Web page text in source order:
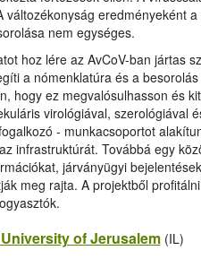
változékonyság eredményeként
nem egységes.
hoz lére az AvCoV-ban jártas
a nómenklatúra és a
hogy ez megvalósulhasson és
virológiával, szerológiával
- munkacsoportot
infrastruktúrát. Továbbá egy
járványügyi
meg rajta. A projektből
of Jerusalem(IL)